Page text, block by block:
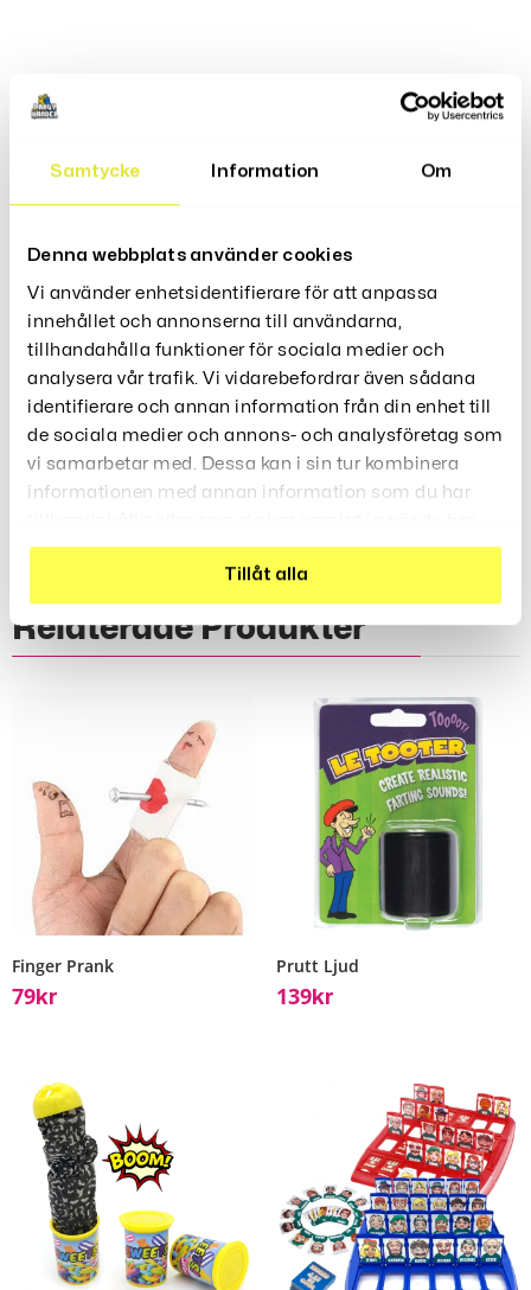
Samtycke Information Om
Denna webbplats använder cookies
Vi använder enhetsidentifierare för att anpassa
innehållet och annonserna till användarna,
tillhandahålla funktioner för sociala medier och
analysera vår trafik. Vi vidarebefordrar även sådana
identifierare och annan information från din enhet till
de sociala medier och annons- och analysföretag som
vi samarbetar med. Dessa kan i sin tur kombinera
informationen med annan information som du har
använt deras tjänster.
Tillåt alla
Produktbeskrivning
Ketchup Babydräkt Är En Rolig Och Unik Klädsel För Ditt
Är Perfekt För Fester, Temafester Eller Bara En Vanlig Dag
Då Du Vill Se
Ditt Barn Lite Extra Roligt.
Material: Bomull
Recensioner (0)
Relaterade Produkter
Finger Prank
79Kr
Prutt Ljud
139Kr